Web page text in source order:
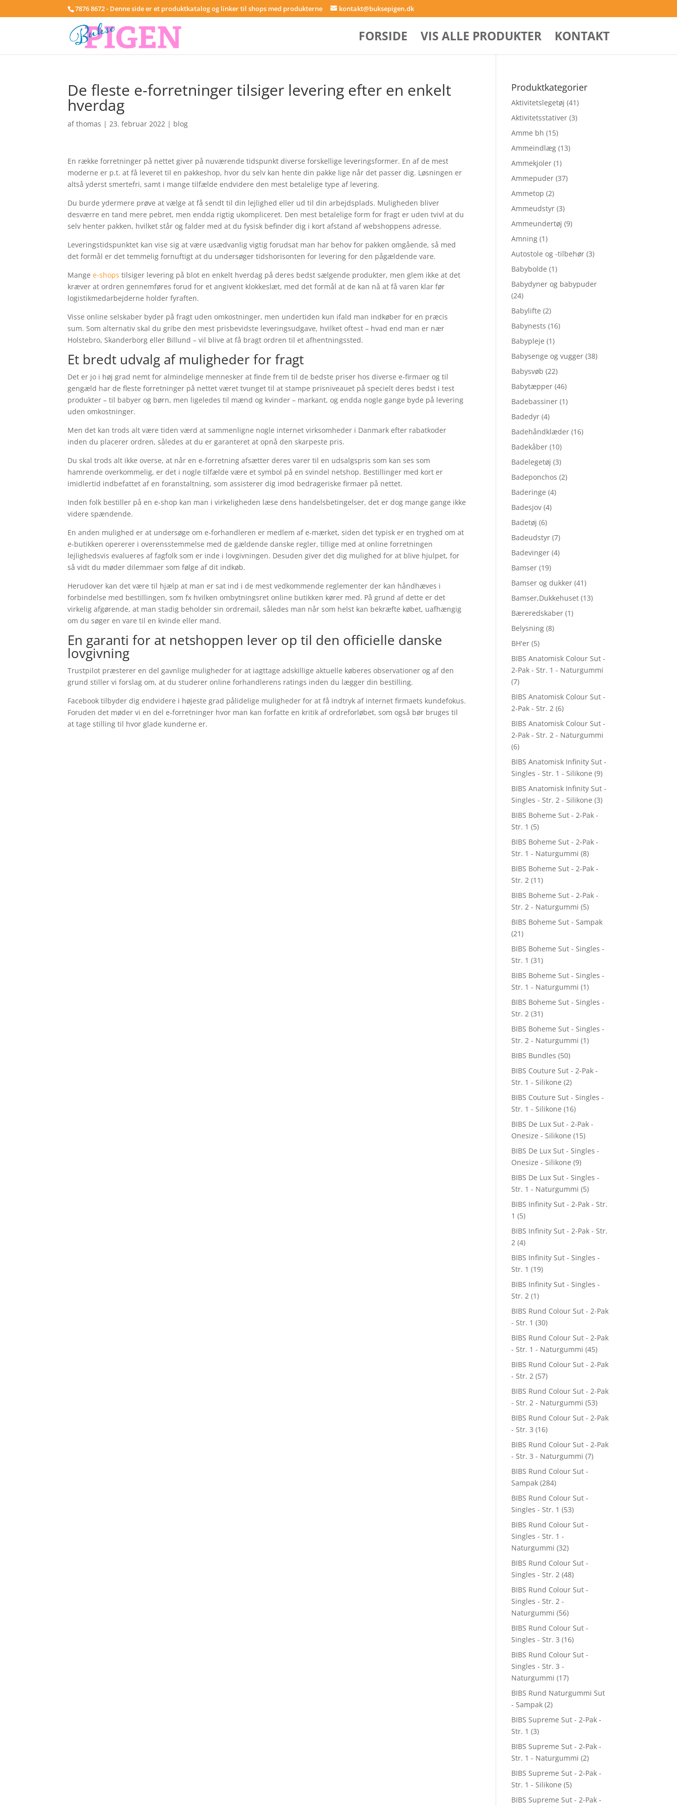
7876 8672 - Denne side er et produktkatalog og linker til shops med produkterne kontakt@buksepigen.dk
FORSIDE VIS ALLE PRODUKTER KONTAKT
De fleste e-forretninger tilsiger levering efter en enkelt
hverdag
afthomas |23. februar 2022 | blog
En række forretninger på nettet giver på nuværende tidspunkt diverse forskellige leveringsformer. En af de mest
moderne er p.t. at få leveret til en pakkeshop, hvor du selv kan hente din pakke lige når det passer dig. Løsningen er
altså yderst smertefri, samt i mange tilfælde endvidere den mest betalelige type af levering.
Du burde ydermere prøve at vælge at få sendt til din lejlighed eller ud til din arbejdsplads. Muligheden bliver
desværre en tand mere pebret, men endda rigtig ukompliceret. Den mest betalelige form for fragt er uden tvivl at du
selv henter pakken, hvilket står og falder med at du fysisk befinder dig i kort afstand af webshoppens adresse.
Leveringstidspunktet kan vise sig at være usædvanlig vigtig forudsat man har behov for pakken omgående, så med
det formål er det temmelig fornuftigt at du undersøger tidshorisonten for levering for den pågældende vare.
Mangee-shops tilsiger levering på blot en enkelt hverdag på deres bedst sælgende produkter, men glem ikke at det
kræver at ordren gennemføres forud for et angivent klokkeslæt, med det formål at de kan nå at få varen klar før
logistikmedarbejderne holder fyraften.
Visse online selskaber byder på fragt uden omkostninger, men undertiden kun ifald man indkøber for en præcis
sum. Som alternativ skal du gribe den mest prisbevidste leveringsudgave, hvilket oftest – hvad end man er nær
Holstebro, Skanderborg eller Billund – vil blive at få bragt ordren til et afhentningssted.
Et bredt udvalg af muligheder for fragt
Det er jo i høj grad nemt for almindelige mennesker at finde frem til de bedste priser hos diverse e-firmaer og til
gengæld har de fleste forretninger på nettet været tvunget til at stampe prisniveauet på specielt deres bedst i test
produkter – til babyer og børn, men ligeledes til mænd og kvinder – markant, og endda nogle gange byde på levering
uden omkostninger.
Men det kan trods alt være tiden værd at sammenligne nogle internet virksomheder i Danmark efter rabatkoder
inden du placerer ordren, således at du er garanteret at opnå den skarpeste pris.
Du skal trods alt ikke overse, at når en e-forretning afsætter deres varer til en udsalgspris som kan ses som
hamrende overkommelig, er det i nogle tilfælde være et symbol på en svindel netshop. Bestillinger med kort er
imidlertid indbefattet af en foranstaltning, som assisterer dig imod bedrageriske firmaer på nettet.
Inden folk bestiller på en e-shop kan man i virkeligheden læse dens handelsbetingelser, det er dog mange gange ikke
videre spændende.
En anden mulighed er at undersøge om e-forhandleren er medlem af e-mærket, siden det typisk er en tryghed om at
e-butikken opererer i overensstemmelse med de gældende danske regler, tillige med at online forretningen
lejlighedsvis evalueres af fagfolk som er inde i lovgivningen. Desuden giver det dig mulighed for at blive hjulpet, for
så vidt du møder dilemmaer som følge af dit indkøb.
Herudover kan det være til hjælp at man er sat ind i de mest vedkommende reglementer der kan håndhæves i
forbindelse med bestillingen, som fx hvilken ombytningsret online butikken kører med. På grund af dette er det
virkelig afgørende, at man stadig beholder sin ordremail, således man når som helst kan bekræfte købet, uafhængig
om du søger en vare til en kvinde eller mand.
En garanti for at netshoppen lever op til den officielle danske
lovgivning
Trustpilot præsterer en del gavnlige muligheder for at iagttage adskillige aktuelle køberes observationer og af den
grund stiller vi forslag om, at du studerer online forhandlerens ratings inden du lægger din bestilling.
Facebook tilbyder dig endvidere i højeste grad pålidelige muligheder for at få indtryk af internet firmaets kundefokus.
Foruden det møder vi en del e-forretninger hvor man kan forfatte en kritik af ordreforløbet, som også bør bruges til
at tage stilling til hvor glade kunderne er.
Produktkategorier
Aktivitetslegetøj (41)
Aktivitetsstativer (3)
Amme bh (15)
Ammeindlæg (13)
Ammekjoler (1)
Ammepuder (37)
Ammetop (2)
Ammeudstyr (3)
Ammeundertøj (9)
Amning (1)
Autostole og -tilbehør (3)
Babybolde (1)
Babydyner og babypuder
(24)
Babylifte (2)
Babynests (16)
Babypleje (1)
Babysenge og vugger (38)
Babysvøb (22)
Babytæpper (46)
Badebassiner (1)
Badedyr (4)
Badehåndklæder (16)
Badekåber (10)
Badelegetøj (3)
Badeponchos (2)
Baderinge (4)
Badesjov (4)
Badetøj (6)
Badeudstyr (7)
Badevinger (4)
Bamser (19)
Bamser og dukker (41)
Bamser,Dukkehuset (13)
Bæreredskaber (1)
Belysning (8)
BH'er (5)
BIBS Anatomisk Colour Sut -
2-Pak - Str. 1 - Naturgummi
(7)
BIBS Anatomisk Colour Sut -
2-Pak - Str. 2 (6)
BIBS Anatomisk Colour Sut -
2-Pak - Str. 2 - Naturgummi
(6)
BIBS Anatomisk Infinity Sut -
Singles - Str. 1 - Silikone (9)
BIBS Anatomisk Infinity Sut -
Singles - Str. 2 - Silikone (3)
BIBS Boheme Sut - 2-Pak -
Str. 1 (5)
BIBS Boheme Sut - 2-Pak -
Str. 1 - Naturgummi (8)
BIBS Boheme Sut - 2-Pak -
Str. 2 (11)
BIBS Boheme Sut - 2-Pak -
Str. 2 - Naturgummi (5)
BIBS Boheme Sut - Sampak
(21)
BIBS Boheme Sut - Singles -
Str. 1 (31)
BIBS Boheme Sut - Singles -
Str. 1 - Naturgummi (1)
BIBS Boheme Sut - Singles -
Str. 2 (31)
BIBS Boheme Sut - Singles -
Str. 2 - Naturgummi (1)
BIBS Bundles (50)
BIBS Couture Sut - 2-Pak -
Str. 1 - Silikone (2)
BIBS Couture Sut - Singles -
Str. 1 - Silikone (16)
BIBS De Lux Sut - 2-Pak -
Onesize - Silikone (15)
BIBS De Lux Sut - Singles -
Onesize - Silikone (9)
BIBS De Lux Sut - Singles -
Str. 1 - Naturgummi (5)
BIBS Infinity Sut - 2-Pak - Str.
1 (5)
BIBS Infinity Sut - 2-Pak - Str.
2 (4)
BIBS Infinity Sut - Singles -
Str. 1 (19)
BIBS Infinity Sut - Singles -
Str. 2 (1)
BIBS Rund Colour Sut - 2-Pak
- Str. 1 (30)
BIBS Rund Colour Sut - 2-Pak
- Str. 1 - Naturgummi (45)
BIBS Rund Colour Sut - 2-Pak
- Str. 2 (57)
BIBS Rund Colour Sut - 2-Pak
- Str. 2 - Naturgummi (53)
BIBS Rund Colour Sut - 2-Pak
- Str. 3 (16)
BIBS Rund Colour Sut - 2-Pak
- Str. 3 - Naturgummi (7)
BIBS Rund Colour Sut -
Sampak (284)
BIBS Rund Colour Sut -
Singles - Str. 1 (53)
BIBS Rund Colour Sut -
Singles - Str. 1 -
Naturgummi (32)
BIBS Rund Colour Sut -
Singles - Str. 2 (48)
BIBS Rund Colour Sut -
Singles - Str. 2 -
Naturgummi (56)
BIBS Rund Colour Sut -
Singles - Str. 3 (16)
BIBS Rund Colour Sut -
Singles - Str. 3 -
Naturgummi (17)
BIBS Rund Naturgummi Sut
- Sampak (2)
BIBS Supreme Sut - 2-Pak -
Str. 1 (3)
BIBS Supreme Sut - 2-Pak -
Str. 1 - Naturgummi (2)
BIBS Supreme Sut - 2-Pak -
Str. 1 - Silikone (5)
BIBS Supreme Sut - 2-Pak -